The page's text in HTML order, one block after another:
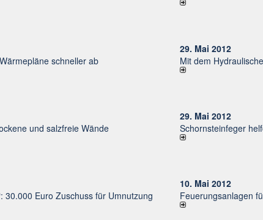
schneller ab
und salzfreie Wände
30.000 Euro Zu­schuss für Um­nut­zung
29. Mai 2012
Mit dem
29. Mai 2012
Schornsteinfeger
10. Mai 2012
Feuerungsanlagen